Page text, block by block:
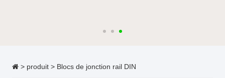
> produit > Blocs de jonction rail DIN